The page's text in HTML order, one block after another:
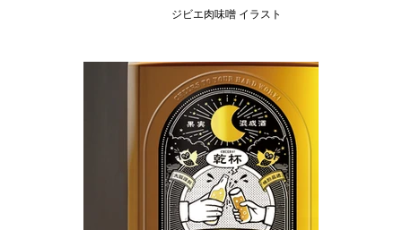
ジビエ肉味噌 イラスト